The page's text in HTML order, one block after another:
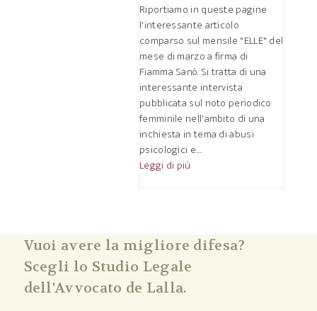
Riportiamo in queste pagine
l'interessante articolo
comparso sul mensile "ELLE" del
mese di marzo a firma di
Fiamma Sanò. Si tratta di una
interessante intervista
pubblicata sul noto periodico
femminile nell'ambito di una
inchiesta in tema di abusi
psicologici e…
Leggi di più
Vuoi avere la migliore difesa?
Scegli lo Studio Legale
dell'Avvocato de Lalla.